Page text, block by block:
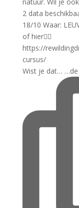
Wist je dat… …de